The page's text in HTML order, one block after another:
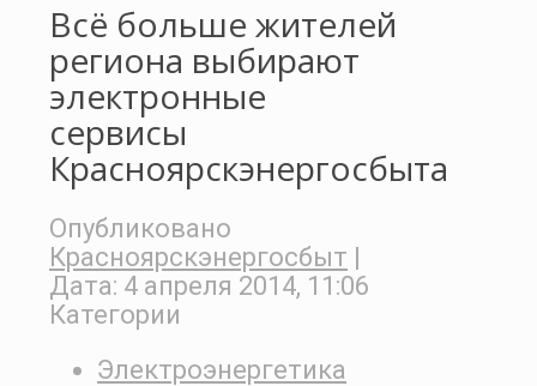
Всё больше жителей
региона выбирают
электронные
сервисы
Красноярскэнергосбыта
Опубликовано
Красноярскэнергосбыт |
Дата: 4 апреля 2014, 11:06
Категории
Электроэнергетика